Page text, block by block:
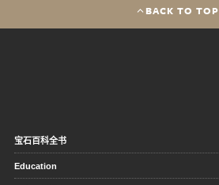
BACK TO TOP
宝石百科全书
Education